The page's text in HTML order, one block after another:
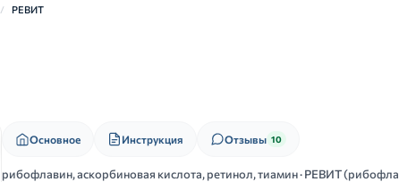
/ РЕВИТ
Основное Инструкция Отзывы 10
рибофлавин, аскорбиновая кислота, ретинол, тиамин · РЕВИТ